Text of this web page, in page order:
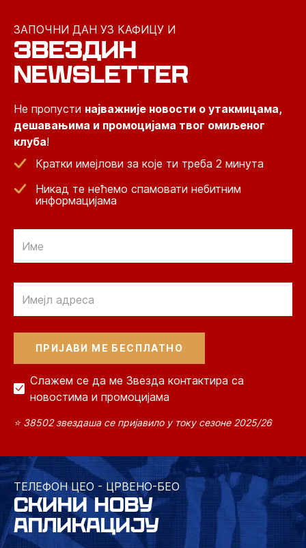
ЗАПОЧНИ ДАН УЗ КАФИЦУ И
ЗВЕЗДИН
NEWSLETTER
Не пропусти најважније новости о утакмицама,
дешавањима и промоцијама твог омиљеног
клуба!
Кратки имејлови за које ти треба 2 минута
Никад те нећемо спамовати небитним
информацијама
Слажем се да ме Звезда контактира са
новостима и промоцијама
⭐ 38502 звездаша се пријавило у току сезоне 2025/26
ТЕЛЕФОН ЦЕО - ЦРВЕНО-БЕО
СКИНИ НОВУ
АПЛИКАЦИЈУ